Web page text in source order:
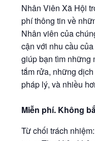
Nhân Viên Xã Hội
phí thông tin về
Nhân viên của
cận với nhu cầu
giúp bạn tìm những
tắm rửa, những
pháp lý, và nhiều
Miễn phí. Không
Từ chối trách